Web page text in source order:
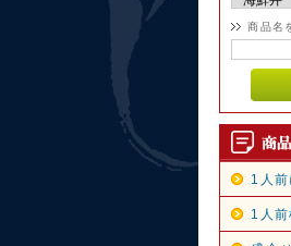
商品名
1人
1人